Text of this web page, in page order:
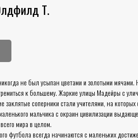
Т.
не был усыпан цветами и золотыми мячами.
к большему. Жаркие улицы Мадейры с
соперники стали учителями, на которых
мальчика с окраин цивилизации
мира в целом.
футбола всегда начинаются с маленьких